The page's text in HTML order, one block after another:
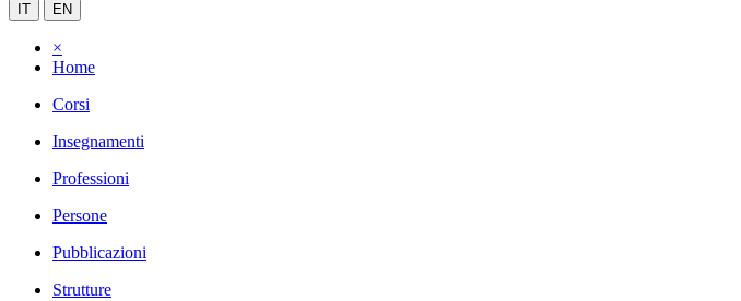
IT EN
×
Home
Corsi
Insegnamenti
Professioni
Persone
Pubblicazioni
Strutture